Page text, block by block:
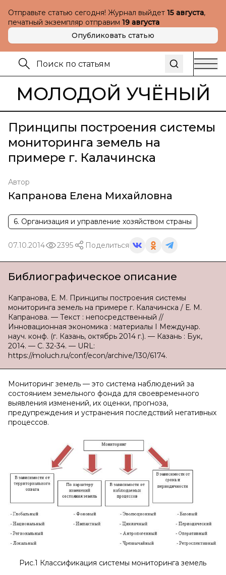
Отправьте статью сегодня! Журнал выйдет 15 августа,
печатный экземпляр отправим 19 августа
Опубликовать статью
МОЛОДОЙ УЧЁНЫЙ
Принципы построения системы
мониторинга земель на
примере г. Калачинска
Автор
Капранова Елена Михайловна
6. Организация и управление хозяйством страны
07.10.2014 2395 Поделиться
Библиографическое описание
Капранова, Е. М. Принципы построения системы
мониторинга земель на примере г. Калачинска / Е. М.
Капранова. — Текст : непосредственный //
Инновационная экономика : материалы I Междунар.
науч. конф. (г. Казань, октябрь 2014 г.). — Казань : Бук,
2014. — С. 32-34. — URL:
https://moluch.ru/conf/econ/archive/130/6174.
Мониторинг земель — это система наблюдений за
состоянием земельного фонда для своевременного
выявления изменений, их оценки, прогноза,
предупреждения и устранения последствий негативных
процессов.
Рис.1 Классификация системы мониторинга земель